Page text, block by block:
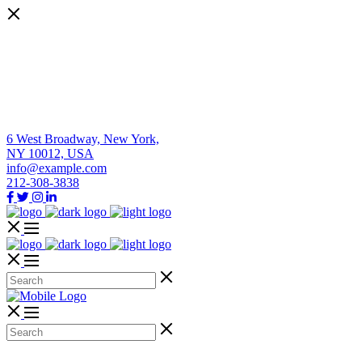
6 West Broadway, New York,
NY 10012, USA
info@example.com
212-308-3838